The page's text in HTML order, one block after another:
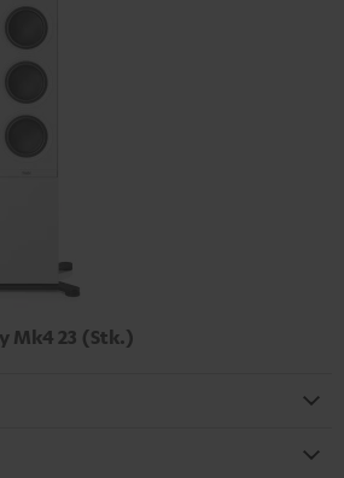
Mk4 23 (Stk.)